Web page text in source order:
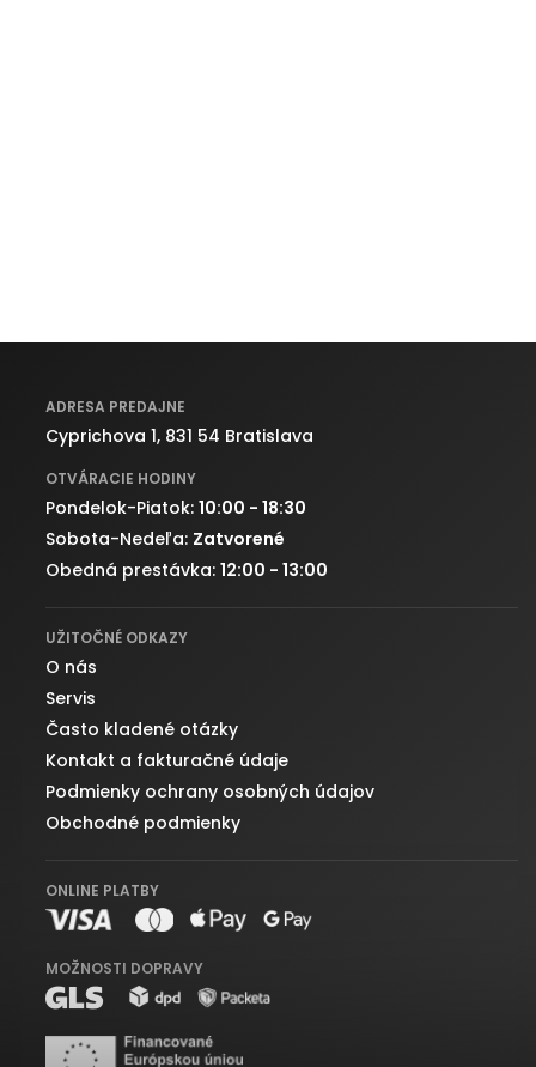
ADRESA PREDAJNE
Cyprichova 1, 831 54 Bratislava
OTVÁRACIE HODINY
Pondelok-Piatok: 10:00 - 18:30
Sobota-Nedeľa: Zatvorené
Obedná prestávka: 12:00 - 13:00
UŽITOČNÉ ODKAZY
O nás
Servis
Často kladené otázky
Kontakt a fakturačné údaje
Podmienky ochrany osobných údajov
Obchodné podmienky
ONLINE PLATBY
MOŽNOSTI DOPRAVY